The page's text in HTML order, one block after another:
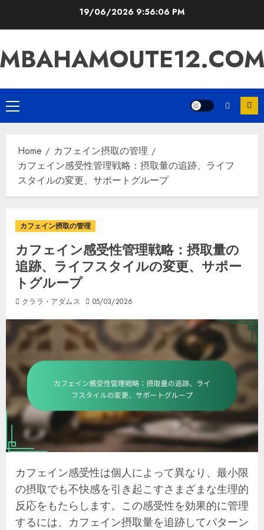
19/06/2026 9:56:08 PM
Primary
Menu
Home
カフェイン摂取の管理
カフェイン感受性管理戦略：摂取量の追跡、ライフ
スタイルの変更、サポートグループ
カフェイン摂取の管理
カフェイン感受性管理戦略：摂取量の
追跡、ライフスタイルの変更、サポー
トグループ
クララ・アダムス 05/03/2026
カフェイン感受性は個人によって異なり、最小限
の摂取でも不快感を引き起こすさまざまな生理的
反応をもたらします。この感受性を効果的に管理
するには、カフェイン摂取量を追跡してパターン